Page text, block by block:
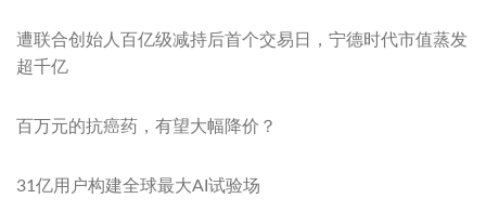
遭联合创始人百亿级减持后首个交易日，宁德时代市值蒸发
超千亿
百万元的抗癌药，有望大幅降价？
31亿用户构建全球最大AI试验场